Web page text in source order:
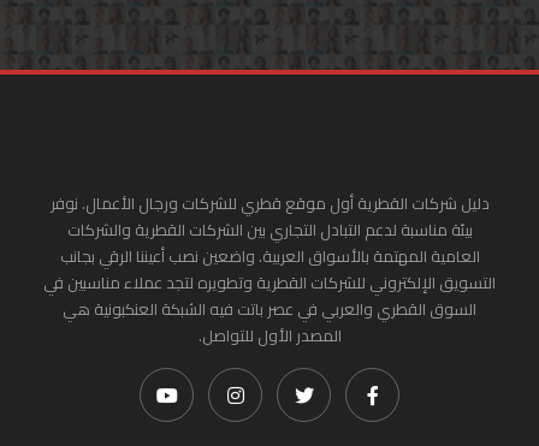
دليل شركات القطرية أول موقع قطري للشركات ورجال الأعمال. نوفر
بيئة مناسبة لدعم التبادل التجاري بين الشركات القطرية والشركات
العامية المهتمة بالأسواق العربية. واضعين نصب أعيننا الرقي بجانب
التسويق الإلكتروني للشركات القطرية وتطويره لتجد عملاء مناسبين في
السوق القطري والعربي في عصر باتت فيه الشبكة العنكبونية هي
المصدر الأول للتواصل.